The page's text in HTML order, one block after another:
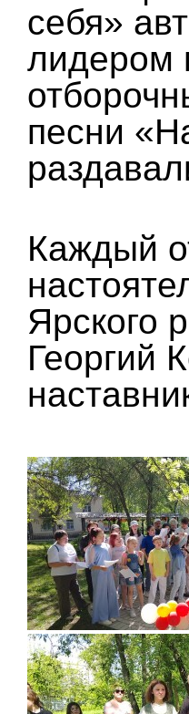
себя»
лидером
песни
Каждый
Ярского
Георгий